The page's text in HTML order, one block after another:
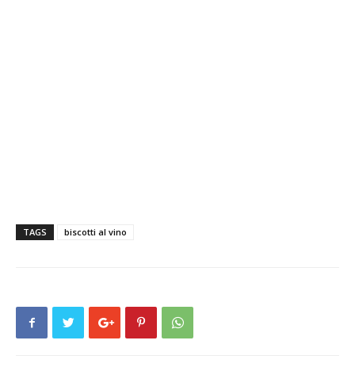
TAGS biscotti al vino